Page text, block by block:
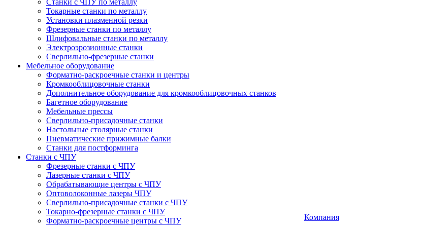
Станки с ЧПУ по металлу
Токарные станки по металлу
Установки плазменной резки
Фрезерные станки по металлу
Шлифовальные станки по металлу
Электроэрозионные станки
Сверлильно-фрезерные станки
Мебельное оборудование
Форматно-раскроечные станки и центры
Кромкооблицовочные станки
Дополнительное оборудование для кромкооблицовочных станков
Багетное оборудование
Мебельные прессы
Сверлильно-присадочные станки
Настольные столярные станки
Пневматические прижимные балки
Станки для постформинга
Станки с ЧПУ
Фрезерные станки с ЧПУ
Лазерные станки с ЧПУ
Обрабатывающие центры с ЧПУ
Оптоволоконные лазеры ЧПУ
Сверлильно-присадочные станки с ЧПУ
Токарно-фрезерные станки с ЧПУ
Форматно-раскроечные центры с ЧПУ
Компания